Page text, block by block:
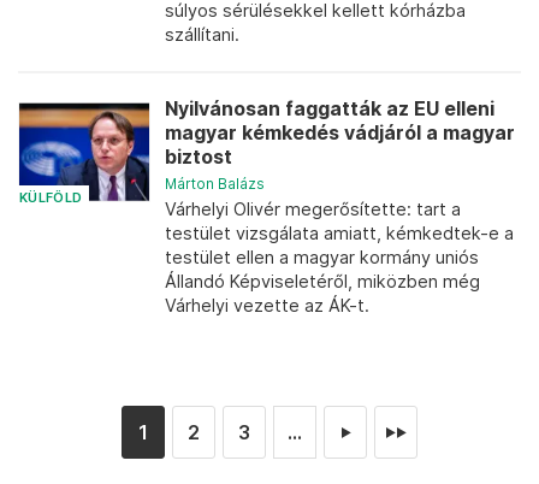
súlyos sérülésekkel kellett kórházba
szállítani.
KÜLFÖLD
Nyilvánosan faggatták az EU elleni
magyar kémkedés vádjáról a magyar
biztost
Márton Balázs
Várhelyi Olivér megerősítette: tart a
testület vizsgálata amiatt, kémkedtek-e a
testület ellen a magyar kormány uniós
Állandó Képviseletéről, miközben még
Várhelyi vezette az ÁK-t.
1 2 3 ... ► ►►